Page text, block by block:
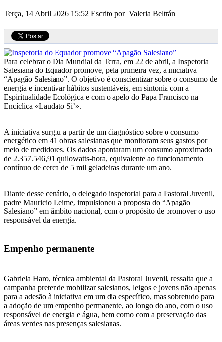
Terça, 14 Abril 2026 15:52 Escrito por Valeria Beltrán
Para celebrar o Dia Mundial da Terra, em 22 de abril, a Inspetoria
Salesiana do Equador promove, pela primeira vez, a iniciativa
“Apagão Salesiano”. O objetivo é conscientizar sobre o consumo de
energia e incentivar hábitos sustentáveis, em sintonia com a
Espiritualidade Ecológica e com o apelo do Papa Francisco na
Encíclica «Laudato Si’».
A iniciativa surgiu a partir de um diagnóstico sobre o consumo
energético em 41 obras salesianas que monitoram seus gastos por
meio de medidores. Os dados apontaram um consumo aproximado
de 2.357.546,91 quilowatts-hora, equivalente ao funcionamento
contínuo de cerca de 5 mil geladeiras durante um ano.
Diante desse cenário, o delegado inspetorial para a Pastoral Juvenil,
padre Mauricio Leime, impulsionou a proposta do “Apagão
Salesiano” em âmbito nacional, com o propósito de promover o uso
responsável da energia.
Empenho permanente
Gabriela Haro, técnica ambiental da Pastoral Juvenil, ressalta que a
campanha pretende mobilizar salesianos, leigos e jovens não apenas
para a adesão à iniciativa em um dia específico, mas sobretudo para
a adoção de um empenho permanente, ao longo do ano, com o uso
responsável de energia e água, bem como com a preservação das
áreas verdes nas presenças salesianas.